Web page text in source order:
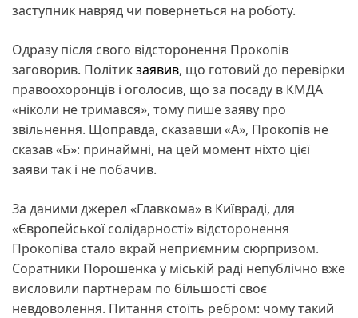
заступник навряд чи повернеться на роботу.
Одразу після свого відсторонення Прокопів
заговорив. Політикзаявив, що готовий до перевірки
правоохоронців і оголосив, що за посаду в КМДА
«ніколи не тримався», тому пише заяву про
звільнення. Щоправда, сказавши «А», Прокопів не
сказав «Б»: принаймні, на цей момент ніхто цієї
заяви так і не побачив.
За даними джерел «Главкома» в Київраді, для
«Європейської солідарності» відсторонення
Прокопіва стало вкрай неприємним сюрпризом.
Соратники Порошенка у міській раді непублічно вже
висловили партнерам по більшості своє
невдоволення. Питання стоїть ребром: чому такий